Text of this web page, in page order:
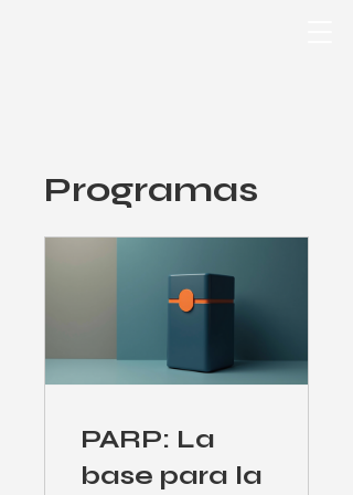
Programas
PARP: La
base para la